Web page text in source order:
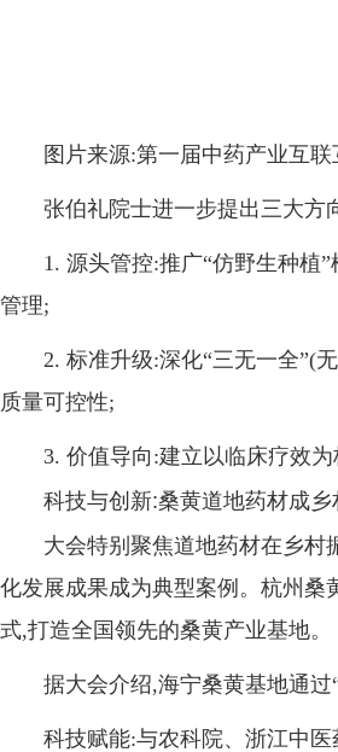
图片来源:第一届中药产业互联
张伯礼院士进一步提出三大方
1. 源头管控:推广“仿野生种植
管理;
2. 标准升级:深化“三无一全”(
质量可控性;
3. 价值导向:建立以临床疗效
科技与创新:桑黄道地药材成
大会特别聚焦道地药材在乡村
化发展成果成为典型案例。杭州桑
式,打造全国领先的桑黄产业基地。
据大会介绍,海宁桑黄基地通
科技赋能:与农科院、浙江中